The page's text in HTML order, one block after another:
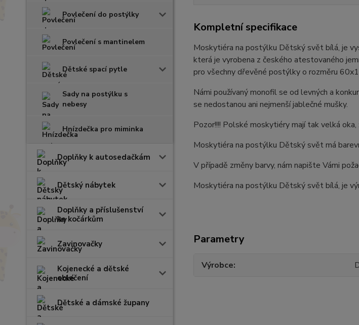
Povlečení do postýlky
Povlečení s mantinelem
Dětské spací pytle
Sady na postýlku s
nebesy
Hnízdečka pro miminka
Doplňky k autosedačkám
Dětský nábytek
Doplňky a příslušenství
ke kočárkům
Zavinovačky
Kojenecké a dětské
oblečení
Dětské a dámské župany
Kompletní specifikace
Moskytiéra na postýlku Dětský svět bílá, je
která je vyrobena z českého atestovaného
pro všechny dřevěné postýlky o rozměru
Námi používaný monofil se od levných a
se nedostanou ani nejmenší jablečné mušky.
Pozor!!!! Polské moskytiéry mají tak velká
Moskytiéra na postýlku Dětský svět má
V případě změny barvy, nám napište Vámi
Moskytiéra na postýlku Dětský svět bílá, je
Parametry
Výrobce